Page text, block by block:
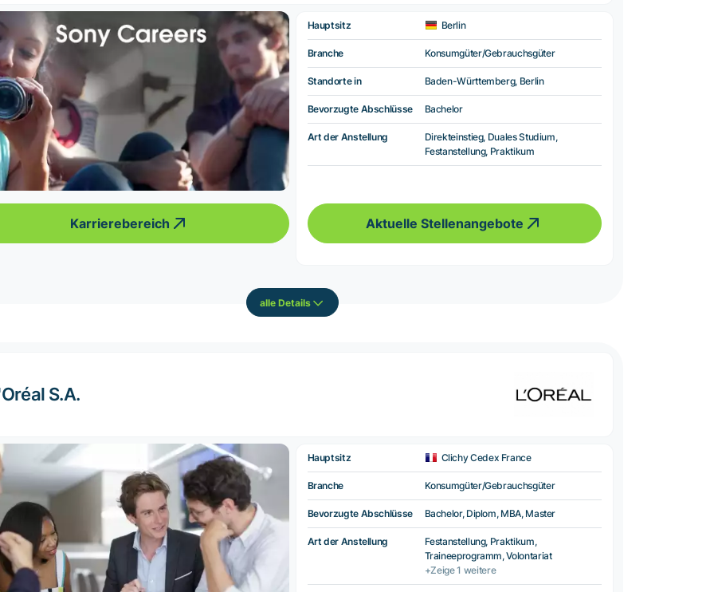
Karrierebereich
Hauptsitz Berlin
Branche Konsumgüter/Gebrauchsgüter
Standorte in Baden-Württemberg, Berlin
Bevorzugte Abschlüsse Bachelor
Art der Anstellung
Direkteinstieg, Duales Studium,
Festanstellung, Praktikum
Aktuelle Stellenangebote
alle Details
S.A.
Hauptsitz Clichy Cedex France
Branche Konsumgüter/Gebrauchsgüter
Bevorzugte Abschlüsse Bachelor, Diplom, MBA, Master
Art der Anstellung
Festanstellung, Praktikum,
Traineeprogramm, Volontariat
+Zeige 1 weitere